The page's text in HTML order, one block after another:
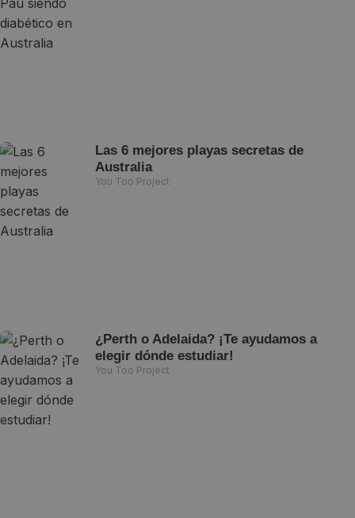
Las 6 mejores playas secretas de
Australia
You Too Project
¿Perth o Adelaida? ¡Te ayudamos a
elegir dónde estudiar!
You Too Project